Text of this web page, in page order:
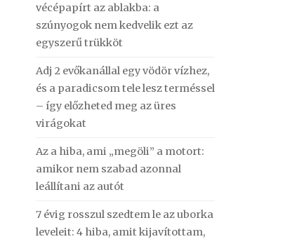
vécépapírt az ablakba: a
szúnyogok nem kedvelik ezt az
egyszerű trükköt
Adj 2 evőkanállal egy vödör vízhez,
és a paradicsom tele lesz terméssel
– így előzheted meg az üres
virágokat
Az a hiba, ami „megöli” a motort:
amikor nem szabad azonnal
leállítani az autót
7 évig rosszul szedtem le az uborka
leveleit: 4 hiba, amit kijavítottam,